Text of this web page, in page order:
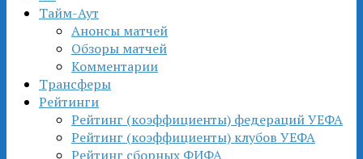
Тайм-Аут
Анонсы матчей
Обзоры матчей
Комментарии
Трансферы
Рейтинги
Рейтинг (коэффициенты) федераций УЕФА
Рейтинг (коэффициенты) клубов УЕФА
Рейтинг сборных ФИФА